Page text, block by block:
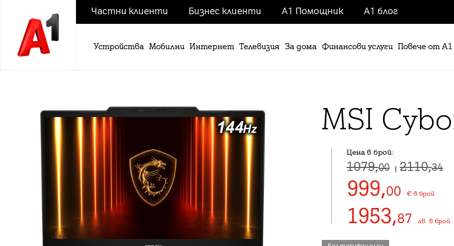
Частни клиенти Бизнес клиенти A1 Помощник A1 блог
Устройства Мобилни Интернет Телевизия За дома Финансови услуги Повече от А1
MSI
Цена в брой:
1079,00 | 2110,34
999,00 € в брой
1953,87 лв. в брой